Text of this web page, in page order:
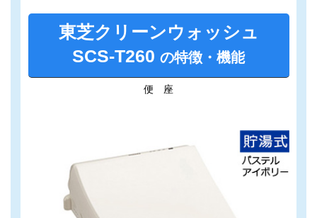
東芝クリーンウォッシュ
SCS-T260 の特徴・機能
便 座